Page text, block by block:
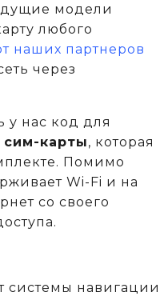
модели
любого
наших партнеров
через
у нас код для
сим-карты, которая
Помимо
Wi-Fi и на
со своего
системы навигации